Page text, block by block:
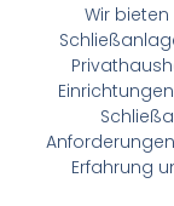
Wir
Erfahrung